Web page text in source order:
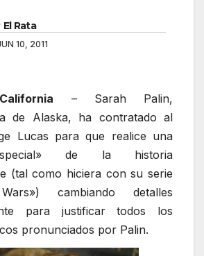
El Rata
10, 2011
– Sarah Palin,
de Alaska, ha contratado al
Lucas para que realice una
de la historia
(tal como hiciera con su serie
cambiando detalles
para justificar todos los
pronunciados por Palin.